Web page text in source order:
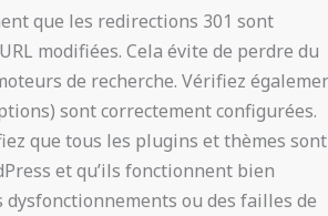
que les redirections 301 sont
modifiées. Cela évite de perdre du
de recherche. Vérifiez
sont correctement configurées.
que tous les plugins et thèmes sont
et qu’ils fonctionnent bien
ou des failles de